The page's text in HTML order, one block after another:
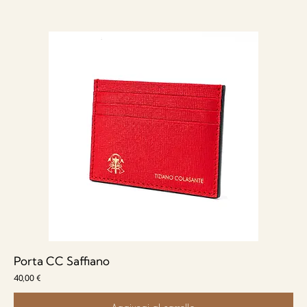
Porta CC Saffiano
Prezzo
40,00 €